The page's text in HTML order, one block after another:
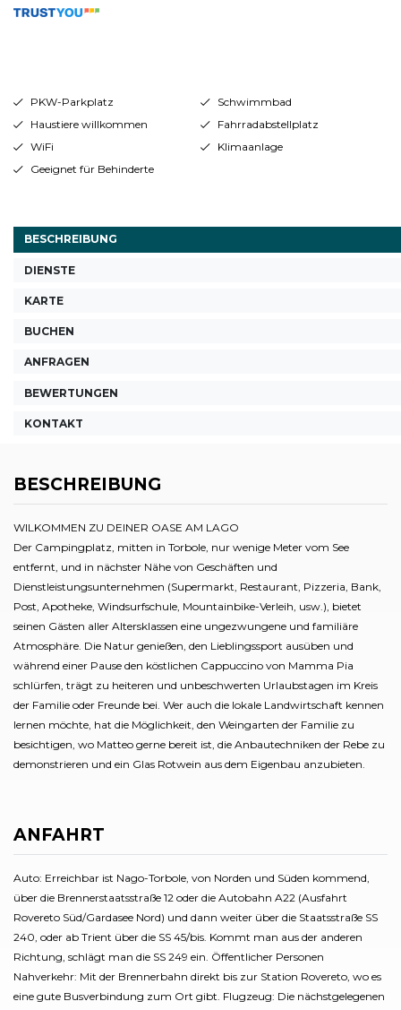
PKW-Parkplatz
Schwimmbad
Haustiere willkommen
Fahrradabstellplatz
WiFi
Klimaanlage
Geeignet für Behinderte
BESCHREIBUNG
DIENSTE
KARTE
BUCHEN
ANFRAGEN
BEWERTUNGEN
KONTAKT
BESCHREIBUNG
WILKOMMEN ZU DEINER OASE AM LAGO
Der Campingplatz, mitten in Torbole, nur wenige Meter vom See
entfernt, und in nächster Nähe von Geschäften und
Dienstleistungsunternehmen (Supermarkt, Restaurant, Pizzeria, Bank,
Post, Apotheke, Windsurfschule, Mountainbike-Verleih, usw.), bietet
seinen Gästen aller Altersklassen eine ungezwungene und familiäre
Atmosphäre. Die Natur genießen, den Lieblingssport ausüben und
während einer Pause den köstlichen Cappuccino von Mamma Pia
schlürfen, trägt zu heiteren und unbeschwerten Urlaubstagen im Kreis
der Familie oder Freunde bei. Wer auch die lokale Landwirtschaft kennen
lernen möchte, hat die Möglichkeit, den Weingarten der Familie zu
besichtigen, wo Matteo gerne bereit ist, die Anbautechniken der Rebe zu
demonstrieren und ein Glas Rotwein aus dem Eigenbau anzubieten.
ANFAHRT
Auto: Erreichbar ist Nago-Torbole, von Norden und Süden kommend,
über die Brennerstaatsstraße 12 oder die Autobahn A22 (Ausfahrt
Rovereto Süd/Gardasee Nord) und dann weiter über die Staatsstraße SS
240, oder ab Trient über die SS 45/bis. Kommt man aus der anderen
Richtung, schlägt man die SS 249 ein. Öffentlicher Personen
Nahverkehr: Mit der Brennerbahn direkt bis zur Station Rovereto, wo es
eine gute Busverbindung zum Ort gibt. Flugzeug: Die nächstgelegenen